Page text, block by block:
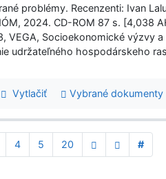
problémy. Recenzenti: Ivan
2024. CD-ROM 87 s. [4,038
Socioekonomické výzvy
udržateľného hospodárskeho
Vytlačiť Vybrané dokumenty
4 5 20 #